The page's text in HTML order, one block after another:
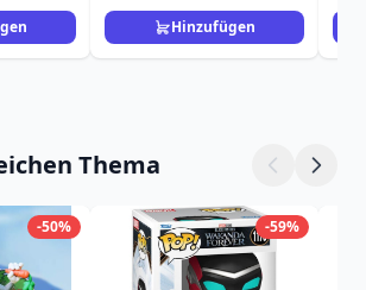
Hinzufügen
Thema
-50% -59%